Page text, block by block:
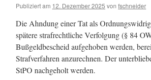
Publiziert am 12. Dezember 2025 von fschneider
Die Ahndung einer Tat als
spätere strafrechtliche Verfolgung (§ 84
Bußgeldbescheid aufgehoben werden,
Strafverfahren anzurechnen. Der
StPO nachgeholt werden.